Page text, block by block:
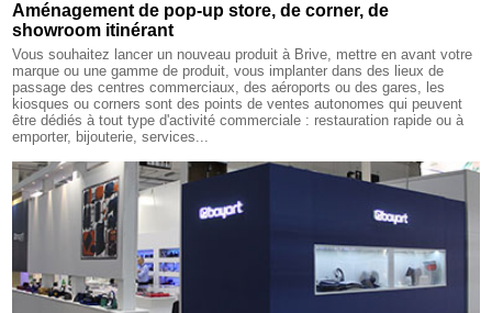
Aménagement de pop-up store, de corner, de
showroom itinérant
Vous souhaitez lancer un nouveau produit à Brive, mettre en avant votre
marque ou une gamme de produit, vous implanter dans des lieux de
passage des centres commerciaux, des aéroports ou des gares, les
kiosques ou corners sont des points de ventes autonomes qui peuvent
être dédiés à tout type d'activité commerciale : restauration rapide ou à
emporter, bijouterie, services...